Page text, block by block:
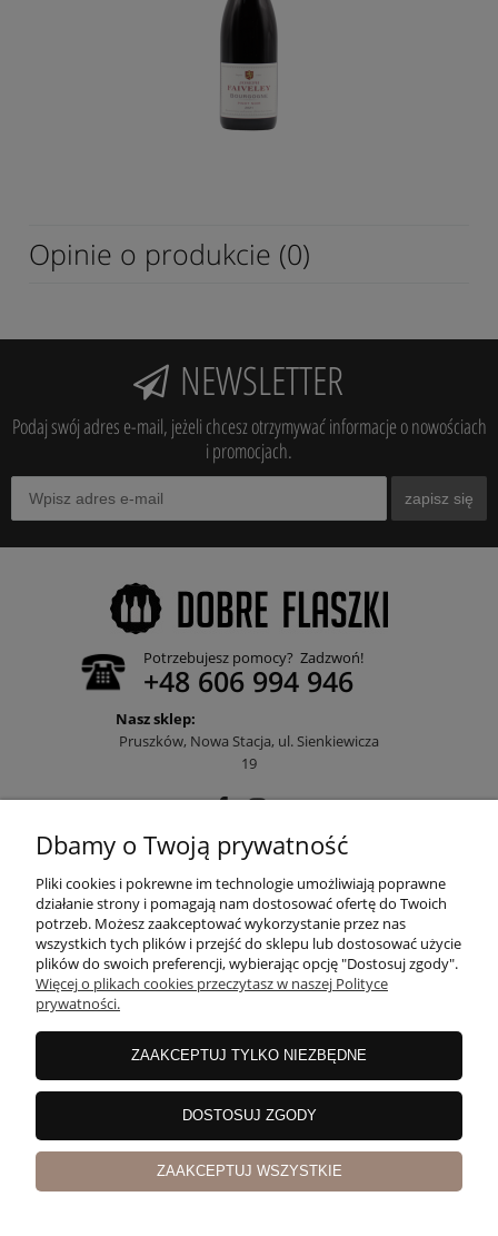
Opinie o produkcie (0)
NEWSLETTER
Podaj swój adres e-mail, jeżeli chcesz otrzymywać informacje o nowościach
i promocjach.
zapisz się
Potrzebujesz pomocy? Zadzwoń!
+48 606 994 946
Nasz sklep:
Pruszków, Nowa Stacja, ul. Sienkiewicza
19
POMOC
MOJE KONTO
PŁATNOŚCI I DOSTAWA
INFORMACJE
O NAS
Dbamy o Twoją prywatność
Pliki cookies i pokrewne im technologie umożliwiają poprawne
działanie strony i pomagają nam dostosować ofertę do Twoich
potrzeb. Możesz zaakceptować wykorzystanie przez nas
wszystkich tych plików i przejść do sklepu lub dostosować użycie
plików do swoich preferencji, wybierając opcję "Dostosuj zgody".
Więcej o plikach cookies przeczytasz w naszej Polityce
prywatności.
ZAAKCEPTUJ TYLKO NIEZBĘDNE
DOSTOSUJ ZGODY
ZAAKCEPTUJ WSZYSTKIE